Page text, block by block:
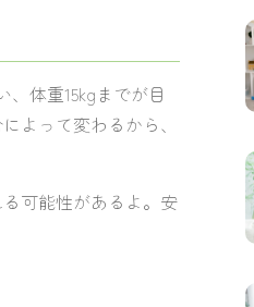
体重15kgまでが目
よって変わるから、
可能性があるよ。安